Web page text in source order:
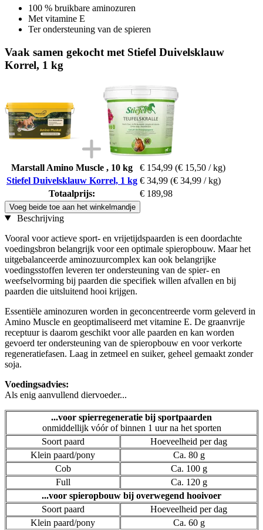
100 % bruikbare aminozuren
Met vitamine E
Ter ondersteuning van de spieren
Vaak samen gekocht met Stiefel Duivelsklauw
Korrel, 1 kg
Marstall Amino Muscle , 10 kg € 154,99 (€ 15,50 / kg)
Stiefel Duivelsklauw Korrel, 1 kg € 34,99 (€ 34,99 / kg)
Totaalprijs:
€ 189,98
Voeg beide toe aan het winkelmandje
Beschrijving
Vooral voor actieve sport- en vrijetijdspaarden is een doordachte
voedingsbron belangrijk voor een optimale spieropbouw. Maar het
uitgebalanceerde aminozuurcomplex kan ook belangrijke
voedingsstoffen leveren ter ondersteuning van de spier- en
weefselvorming bij paarden die specifiek willen afvallen en bij
paarden die uitsluitend hooi krijgen.
Essentiële aminozuren worden in geconcentreerde vorm geleverd in
Amino Muscle en geoptimaliseerd met vitamine E. De graanvrije
receptuur is daarom geschikt voor alle paarden en kan worden
gevoerd ter ondersteuning van de spieropbouw en voor verkorte
regeneratiefasen. Laag in zetmeel en suiker, geheel gemaakt zonder
soja.
Voedingsadvies:
Als enig aanvullend diervoeder...
...voor spierregeneratie bij sportpaarden
onmiddellijk vóór of binnen 1 uur na het sporten
Soort paard
Hoeveelheid per dag
Klein paard/pony
Ca. 80 g
Cob
Ca. 100 g
Full
Ca. 120 g
...voor spieropbouw bij overwegend hooivoer
Soort paard
Hoeveelheid per dag
Klein paard/pony
Ca. 60 g